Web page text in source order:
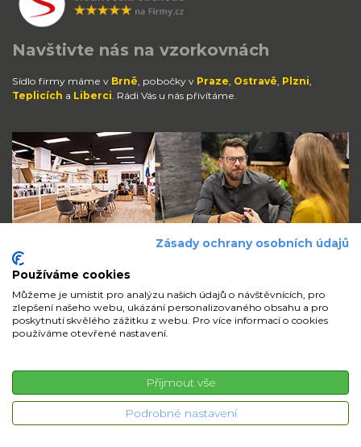
Navštivte nás na vzorkovnách
Sídlo firmy máme v Brně , pobočky v Praze Ostravě Plzni
Teplicích a Liberci . Rádi Vás u nás přivítáme.
Zůstaňte s námi v kontaktu
volejte
© 2026 iMi Partner, a.s. | Všechna práva vyhrazena
Zásady ochrany osobních údajů
Používáme cookies
Můžeme je umístit pro analýzu našich údajů o návštěvnících, pro
zlepšení našeho webu, ukázání personalizovaného obsahu a pro
poskytnutí skvělého zážitku z webu. Pro více informací o cookies
používáme otevřené nastavení.
Přijmout vše
Podrobné nastavení